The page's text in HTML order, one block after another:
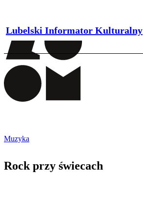
Lubelski Informator Kulturalny
Muzyka
Rock przy świecach